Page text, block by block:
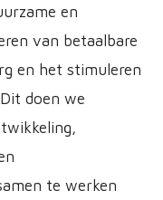
en
van betaalbare
en het stimuleren
doen we
te werken